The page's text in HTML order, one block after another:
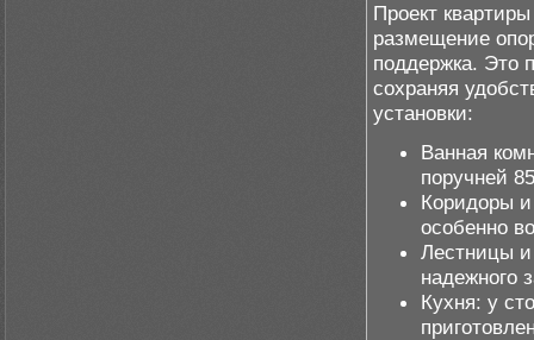
Проект
размещение
поддержка. Это
сохраняя
установки:
Ванная
поручней
Коридоры
особенно
Лестницы и
надежного
Кухня: у